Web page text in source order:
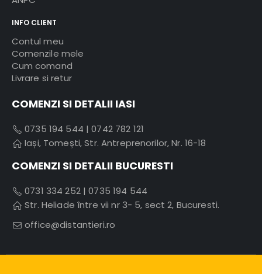
INFO CLIENT
Contul meu
Comenzile mele
Cum comand
Livrare si retur
COMENZI SI DETALII IASI
0735 194 544 |0742 782 121
Iași, Tomești, Str. Antreprenorilor, Nr. 16-18
COMENZI SI DETALII BUCURESTI
0731 334 252|0735 194 544
Str. Heliade între vii nr 3- 5, sect 2, Bucuresti.
office@distantieri.ro